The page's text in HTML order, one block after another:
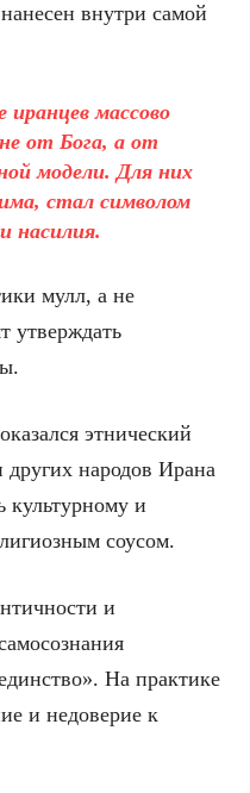
внутри самой
иранцев массово
от Бога, а от
модели. Для них
стал символом
насилия.
мулл, а не
утверждать
этнический
народов Ирана
культурному и
соусом.
и
На практике
и недоверие к